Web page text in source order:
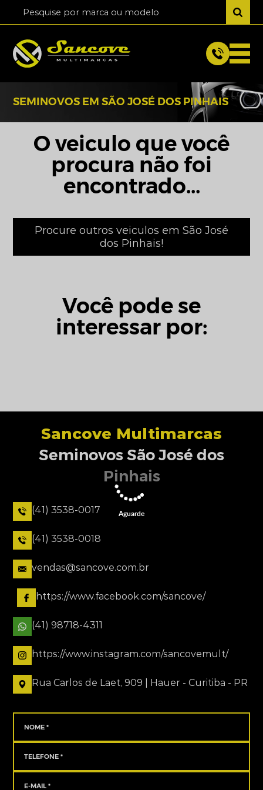
SEMINOVOS EM SÃO JOSÉ DOS PINHAIS
O veiculo que você
procura não foi
encontrado...
Procure outros veiculos em São José
dos Pinhais!
Você pode se
interessar por:
Sancove Multimarcas
Seminovos São José dos
Pinhais
(41) 3538-0017
(41) 3538-0018
vendas@sancove.com.br
https://www.facebook.com/sancove/
(41) 98718-4311
https://www.instagram.com/sancovemult/
Rua Carlos de Laet, 909 | Hauer - Curitiba - PR
Aguarde